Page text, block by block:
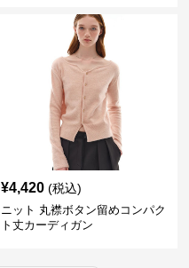
¥4,420 (税込)
ニット 丸襟ボタン留めコンパク
ト丈カーディガン